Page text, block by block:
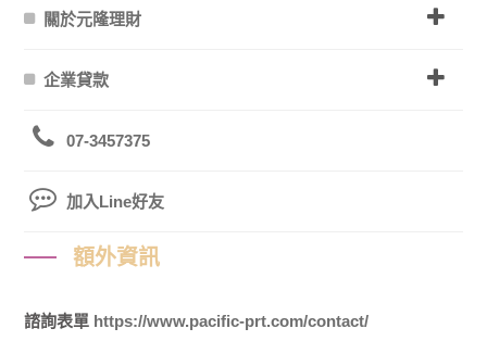
關於元隆理財
企業貸款
07-3457375
加入Line好友
額外資訊
諮詢表單 https://www.pacific-prt.com/contact/